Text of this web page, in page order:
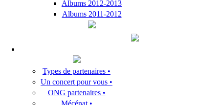
Albums 2012-2013
Albums 2011-2012
Types de partenaires •
Un concert pour vous •
ONG partenaires •
Mécénat •